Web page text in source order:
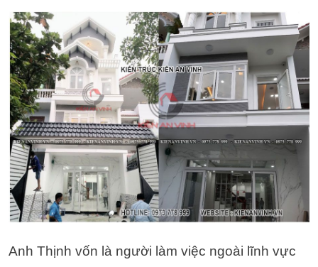
Anh Thịnh vốn là người làm việc ngoài lĩnh vực